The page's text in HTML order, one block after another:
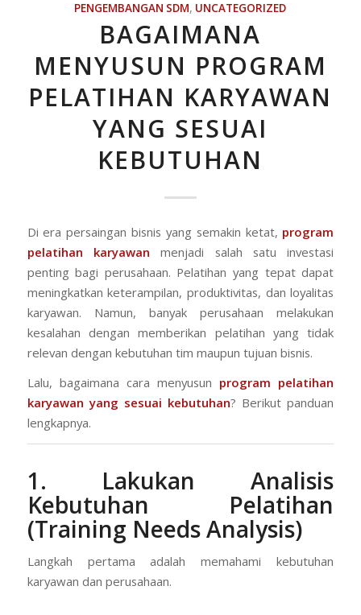
PENGEMBANGAN SDM, UNCATEGORIZED
BAGAIMANA
MENYUSUN PROGRAM
PELATIHAN KARYAWAN
YANG SESUAI
KEBUTUHAN
Di era persaingan bisnis yang semakin ketat, program
pelatihan karyawan menjadi salah satu investasi
penting bagi perusahaan. Pelatihan yang tepat dapat
meningkatkan keterampilan, produktivitas, dan loyalitas
karyawan. Namun, banyak perusahaan melakukan
kesalahan dengan memberikan pelatihan yang tidak
relevan dengan kebutuhan tim maupun tujuan bisnis.
Lalu, bagaimana cara menyusun program pelatihan
karyawan yang sesuai kebutuhan? Berikut panduan
lengkapnya.
1. Lakukan Analisis
Kebutuhan Pelatihan
(Training Needs Analysis)
Langkah pertama adalah memahami kebutuhan
karyawan dan perusahaan.